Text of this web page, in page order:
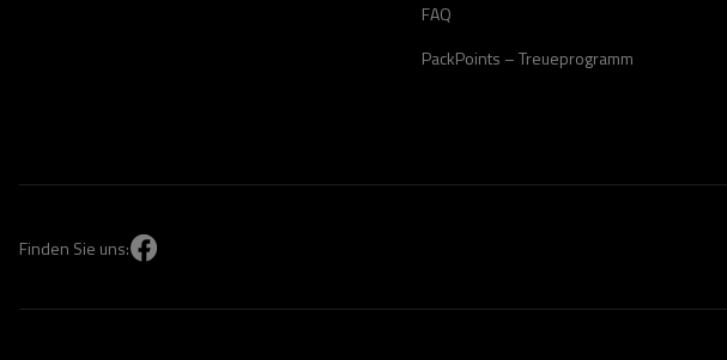
FAQ
PackPoints – Treueprogramm
Finden Sie uns: